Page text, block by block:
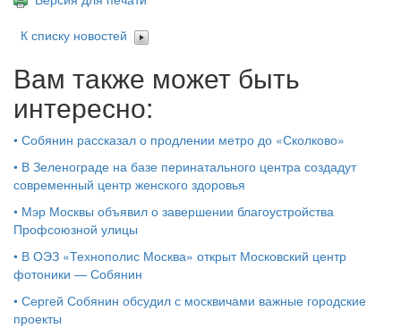
К списку новостей
Вам также может быть
интересно:
• Собянин рассказал о продлении метро до «Сколково»
• В Зеленограде на базе перинатального центра создадут
современный центр женского здоровья
• Мэр Москвы объявил о завершении благоустройства
Профсоюзной улицы
• В ОЭЗ «Технополис Москва» открыт Московский центр
фотоники — Собянин
• Сергей Собянин обсудил с москвичами важные городские
проекты